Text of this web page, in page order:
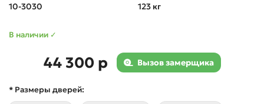
10-3030 123 кг
В наличии ✓
44 300 р Вызов замерщика
* Размеры дверей: